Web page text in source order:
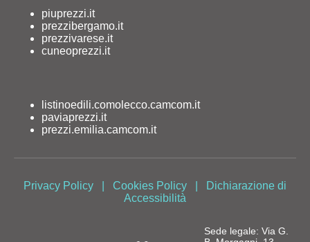
piuprezzi.it
prezzibergamo.it
prezzivarese.it
cuneoprezzi.it
listinoedili.comolecco.camcom.it
paviaprezzi.it
prezzi.emilia.camcom.it
Privacy Policy Cookies Policy
Dichiarazione di
Accessibilità
Sede legale: Via G.